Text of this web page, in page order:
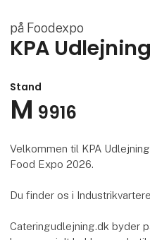
på Foodexpo
KPA
Stand
M 9916
Velkommen til KPA
Food Expo 2026.
Du finder os i
Cateringudlejning.dk byder